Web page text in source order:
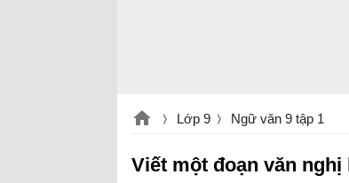
Lớp 9 Ngữ văn 9 tập 1
Viết một đoạn văn